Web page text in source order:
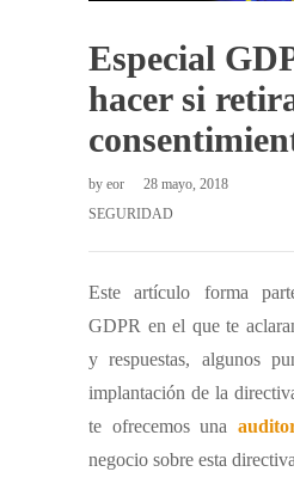
Especial
hacer si
by eor
28 mayo, 2018
SEGURIDAD
Este artículo forma
GDPR en el que te
y respuestas, algunos
implantación de la
te ofrecemos una
negocio sobre esta